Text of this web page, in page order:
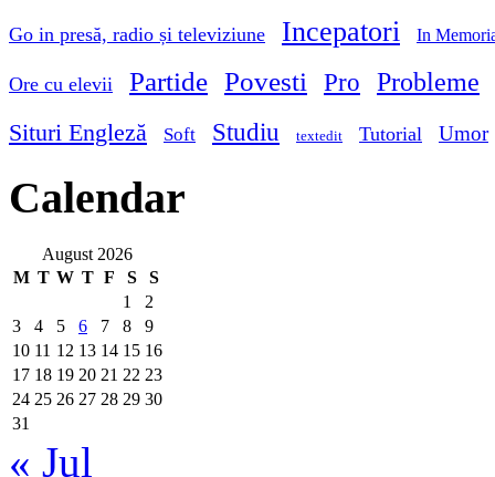
Go in presă, radio și televiziune Incepatori In
Ore cu elevii Partide Povesti Pro Probleme
Situri Engleză Soft Studiu textedit Tutorial Umor
Calendar
August 2026
M T W T F S
S
1
2
3
4 5 6 7 8
9
10 11 12 13 14 15 16
17 18 19 20 21 22 23
24 25 26 27 28 29 30
31
« Jul